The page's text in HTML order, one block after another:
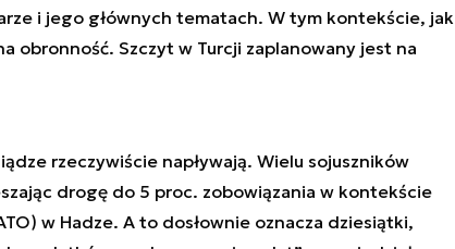
i jego głównych tematach. W tym kontekście, jak
obronność. Szczyt w Turcji zaplanowany jest na
rzeczywiście napływają. Wielu sojuszników
drogę do 5 proc. zobowiązania w kontekście
w Hadze. A to dosłownie oznacza dziesiątki,